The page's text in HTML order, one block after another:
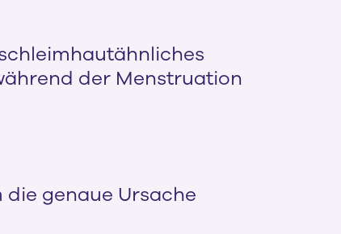
der Menstruation
genaue Ursache